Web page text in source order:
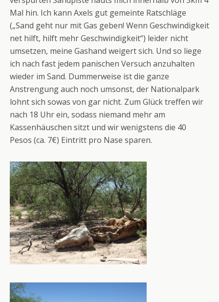
Mal hin. Ich kann Axels gut gemeinte Ratschläge
(„Sand geht nur mit Gas geben! Wenn Geschwindigkeit
net hilft, hilft mehr Geschwindigkeit“) leider nicht
umsetzen, meine Gashand weigert sich. Und so liege
ich nach fast jedem panischen Versuch anzuhalten
wieder im Sand. Dummerweise ist die ganze
Anstrengung auch noch umsonst, der Nationalpark
lohnt sich sowas von gar nicht. Zum Glück treffen wir
nach 18 Uhr ein, sodass niemand mehr am
Kassenhäuschen sitzt und wir wenigstens die 40
Pesos (ca. 7€) Eintritt pro Nase sparen.